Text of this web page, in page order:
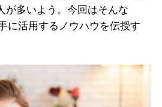
が多いよう。今回はそんな
に活用するノウハウを伝授す